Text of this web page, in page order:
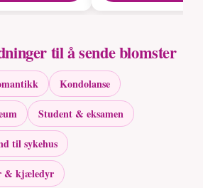
til å sende blomster
Kondolanse
Student & eksamen
til sykehus
& kjæledyr